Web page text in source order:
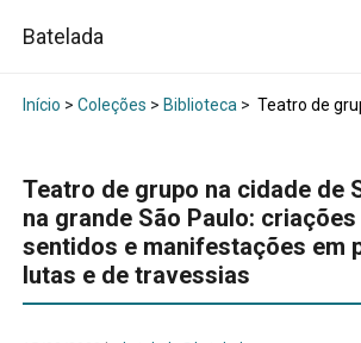
Batelada
Início > Coleções > Biblioteca> Teatro de
Teatro de grupo na cidade de
na grande São Paulo:
sentidos e manifestações em
lutas e de travessias